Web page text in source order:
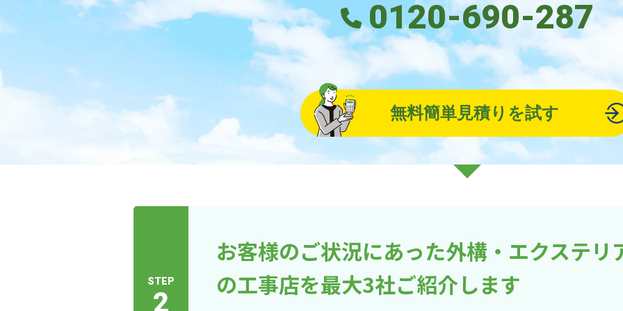
0120-690-287
無料簡単見積りを試す
STEP
2
お客様のご状況にあった外構・エクステリ
の工事店を最大3社ご紹介します